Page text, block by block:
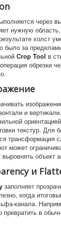
через
нужную
холст
было за
Crop Tool в
обрезки
и
текстур. Для
трансформация
может
объект
и
заполняет
когда
канала.
превратить в